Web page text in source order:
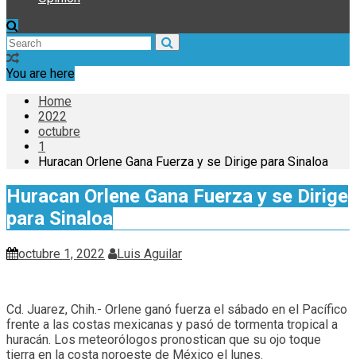
You are here
Home
2022
octubre
1
Huracan Orlene Gana Fuerza y se Dirige para Sinaloa
Huracan Orlene Gana Fuerza y se Dirige
para Sinaloa
octubre 1, 2022 Luis Aguilar
Cd. Juarez, Chih.- Orlene ganó fuerza el sábado en el Pacífico
frente a las costas mexicanas y pasó de tormenta tropical a
huracán. Los meteorólogos pronostican que su ojo toque
tierra en la costa noroeste de México el lunes.